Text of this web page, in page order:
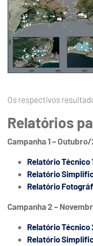
Os respectivos
Relatórios
Campanha 1 –
Relatório Técnico
Relatório
Relatório
Campanha 2 –
Relatório Técnico
Relatório